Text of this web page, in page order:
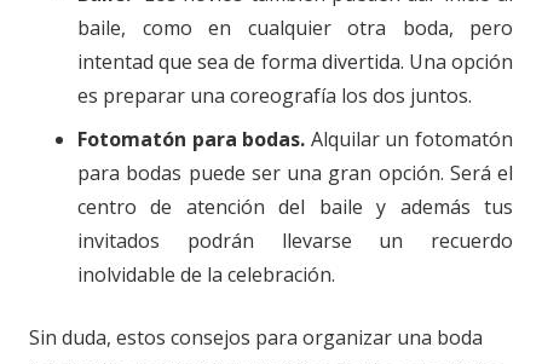
baile, como en cualquier otra boda, pero
intentad que sea de forma divertida. Una opción
es preparar una coreografía los dos juntos.
Fotomatón para bodas. Alquilar un fotomatón
para bodas puede ser una gran opción. Será el
centro de atención del baile y además tus
invitados podrán llevarse un recuerdo
inolvidable de la celebración.
Sin duda, estos consejos para organizar una boda